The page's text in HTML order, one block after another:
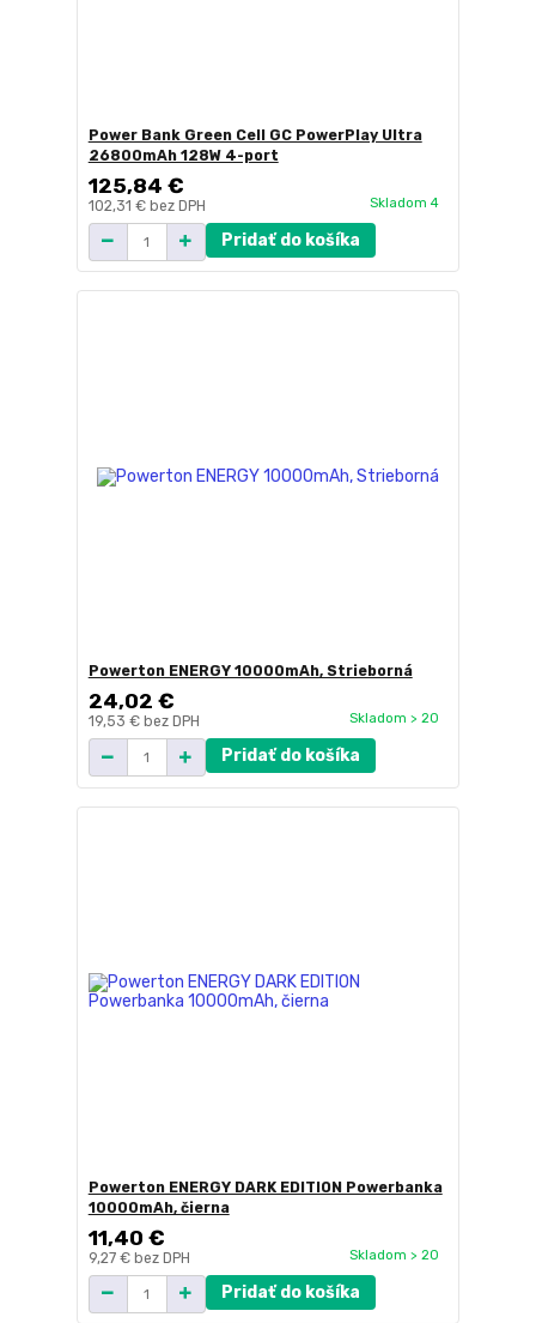
Power Bank Green Cell GC PowerPlay Ultra
26800mAh 128W 4-port
125,84 €
102,31 € bez DPH Skladom 4
Pridať do košíka
Powerton ENERGY 10000mAh, Strieborná
24,02 €
19,53 € bez DPH Skladom > 20
Pridať do košíka
Powerton ENERGY DARK EDITION Powerbanka
10000mAh, čierna
11,40 €
9,27 € bez DPH Skladom > 20
Pridať do košíka